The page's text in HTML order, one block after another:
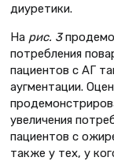
диуретики.
На рис. 3
потребления
пациентов с АГ
аугментации.
увеличения
пациентов с
также у тех, у